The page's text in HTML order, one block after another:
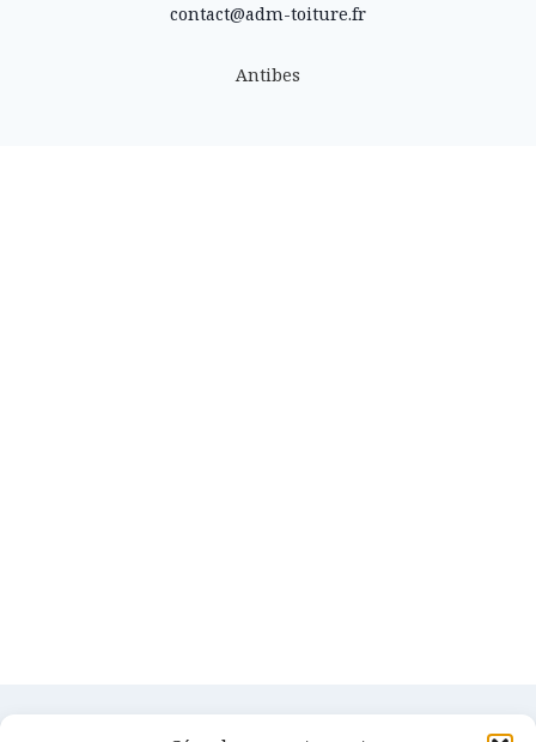
contact@adm-toiture.fr
Antibes